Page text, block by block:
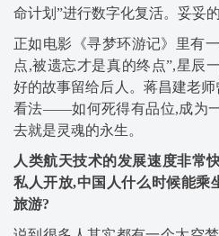
命计划”进行数字化复活。妥妥
正如电影《寻梦环游记》里有
点,被遗忘才是真的终点”,星辰
好的故事留给后人。蒋昌建老
看法——如何死得有品位,成为
去就是灵魂的永生。
人类航天技术的发展速度非常
私人开放,中国人什么时候能乘
旅游?